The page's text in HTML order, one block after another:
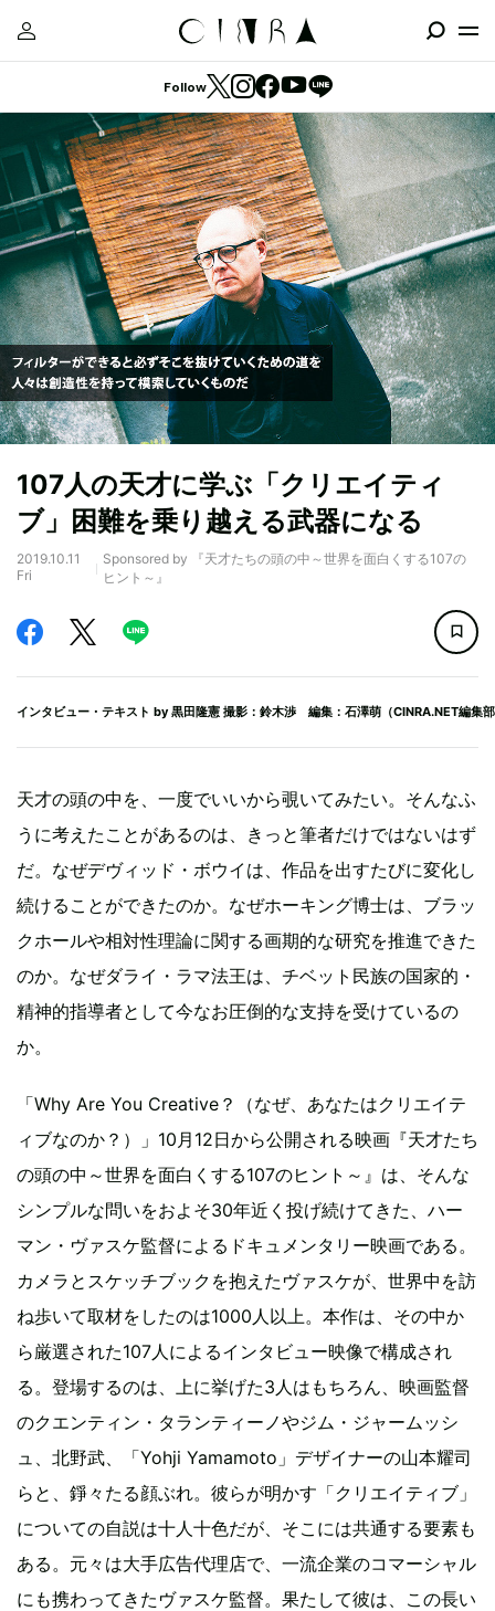
Follow
107人の天才に学ぶ「クリエイティ
ブ」困難を乗り越える武器になる
2019.10.11
Fri
Sponsored by 『天才たちの頭の中～世界を面白くする107の
ヒント～』
インタビュー・テキスト by 黒田隆憲 撮影：鈴木渉 編集：石澤萌（CINRA.NET編集
天才の頭の中を、一度でいいから覗いてみたい。そんなふ
うに考えたことがあるのは、きっと筆者だけではないはず
だ。なぜデヴィッド・ボウイは、作品を出すたびに変化し
続けることができたのか。なぜホーキング博士は、ブラッ
クホールや相対性理論に関する画期的な研究を推進できた
のか。なぜダライ・ラマ法王は、チベット民族の国家的・
精神的指導者として今なお圧倒的な支持を受けているの
か。
「Why Are You Creative？（なぜ、あなたはクリエイテ
ィブなのか？）」10月12日から公開される映画『天才たち
の頭の中～世界を面白くする107のヒント～』は、そんな
シンプルな問いをおよそ30年近く投げ続けてきた、ハー
マン・ヴァスケ監督によるドキュメンタリー映画である。
カメラとスケッチブックを抱えたヴァスケが、世界中を訪
ね歩いて取材をしたのは1000人以上。本作は、その中か
ら厳選された107人によるインタビュー映像で構成され
る。登場するのは、上に挙げた3人はもちろん、映画監督
のクエンティン・タランティーノやジム・ジャームッシ
ュ、北野武、「Yohji Yamamoto」デザイナーの山本耀司
らと、錚々たる顔ぶれ。彼らが明かす「クリエイティブ」
についての自説は十人十色だが、そこには共通する要素も
ある。元々は大手広告代理店で、一流企業のコマーシャル
にも携わってきたヴァスケ監督。果たして彼は、この長い